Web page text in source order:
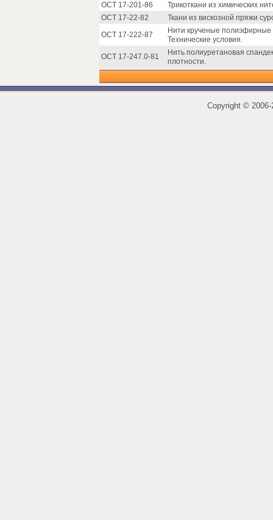
ОСТ 17-201-86
Трикоткани из химических
ОСТ 17-22-82
Ткани из вискозной пряжи
ОСТ 17-222-87
Нити крученые полиэфирные
Технические условия.
ОСТ 17-247.0-81
Нить полиуретановая
плотности.
Copyright ©